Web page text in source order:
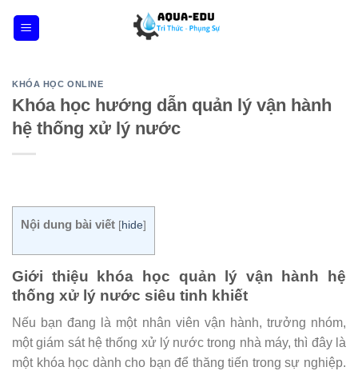
KHÓA HỌC ONLINE
Khóa học hướng dẫn quản lý vận hành
hệ thống xử lý nước
Nội dung bài viết [hide]
Giới thiệu khóa học quản lý vận hành hệ
thống xử lý nước siêu tinh khiết
Nếu bạn đang là một nhân viên vận hành, trưởng nhóm,
một giám sát hệ thống xử lý nước trong nhà máy, thì đây là
một khóa học dành cho bạn để thăng tiến trong sự nghiệp.